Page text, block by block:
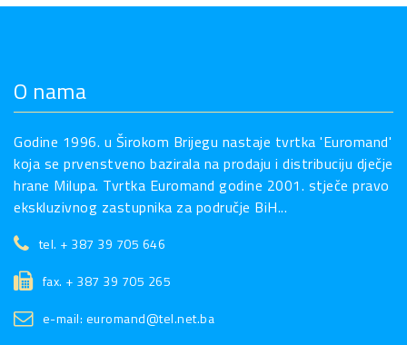
O nama
Godine 1996. u Širokom Brijegu nastaje tvrtka 'Euromand'
koja se prvenstveno bazirala na prodaju i distribuciju dječje
hrane Milupa. Tvrtka Euromand godine 2001. stječe pravo
ekskluzivnog zastupnika za područje BiH...
tel. + 387 39 705 646
fax. + 387 39 705 265
e-mail: euromand@tel.net.ba